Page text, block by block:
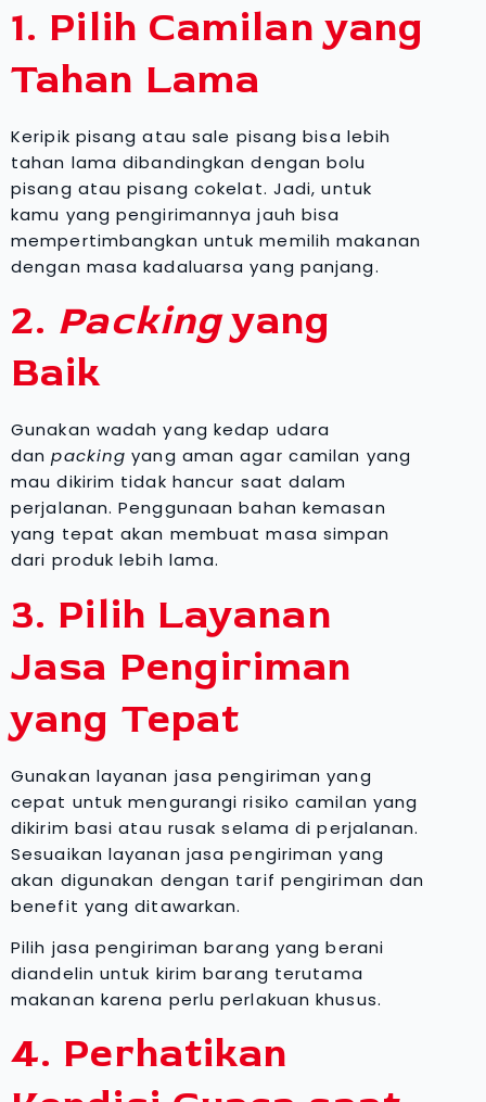
1. Pilih Camilan yang
Tahan Lama
Keripik pisang atau sale pisang bisa lebih
tahan lama dibandingkan dengan bolu
pisang atau pisang cokelat. Jadi, untuk
kamu yang pengirimannya jauh bisa
mempertimbangkan untuk memilih makanan
dengan masa kadaluarsa yang panjang.
2. Packingyang
Baik
Gunakan wadah yang kedap udara
danpackingyang aman agar camilan yang
mau dikirim tidak hancur saat dalam
perjalanan. Penggunaan bahan kemasan
yang tepat akan membuat masa simpan
dari produk lebih lama.
3. Pilih Layanan
Jasa Pengiriman
yang Tepat
Gunakan layanan jasa pengiriman yang
cepat untuk mengurangi risiko camilan yang
dikirim basi atau rusak selama di perjalanan.
Sesuaikan layanan jasa pengiriman yang
akan digunakan dengan tarif pengiriman dan
benefit yang ditawarkan.
Pilih jasa pengiriman barang yang berani
diandelin untuk kirim barang terutama
makanan karena perlu perlakuan khusus.
4. Perhatikan